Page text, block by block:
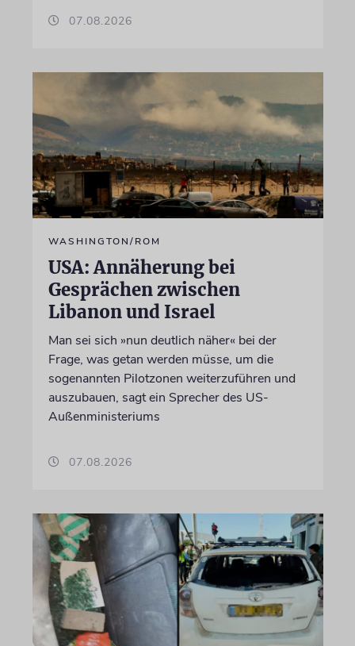
07.08.2026
WASHINGTON/ROM
USA: Annäherung bei
Gesprächen zwischen
Libanon und Israel
Man sei sich »nun deutlich näher« bei der
Frage, was getan werden müsse, um die
sogenannten Pilotzonen weiterzuführen und
auszubauen, sagt ein Sprecher des US-
Außenministeriums
07.08.2026